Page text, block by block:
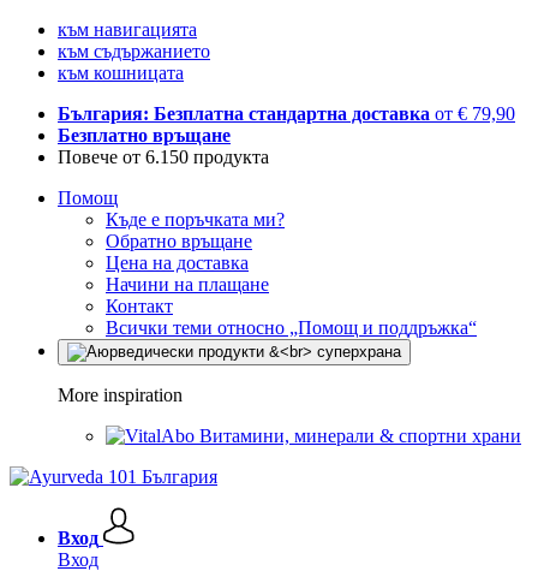
към навигацията
към съдържанието
към кошницата
България: Безплатна стандартна доставка от € 79,90
Безплатно връщане
Повече от 6.150 продукта
Помощ
Къде е поръчката ми?
Обратно връщане
Цена на доставка
Начини на плащане
Контакт
Всички теми относно „Помощ и поддръжка“
More inspiration
Витамини, минерали & спортни храни
Вход
Вход